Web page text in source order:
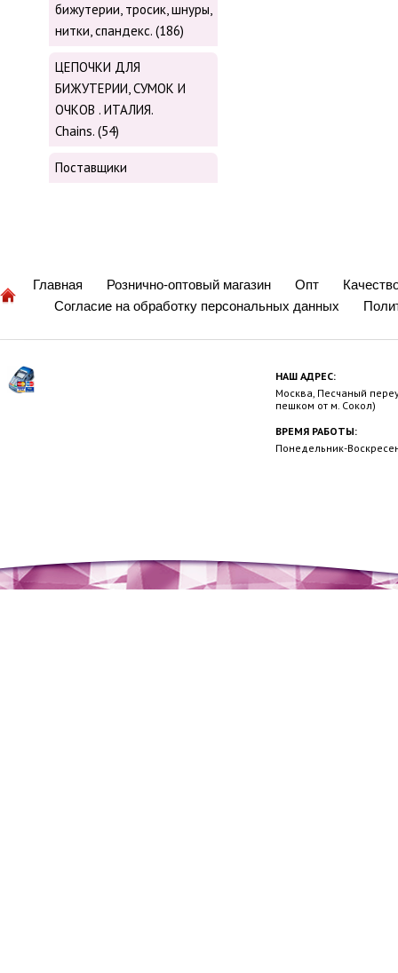
бижутерии, тросик, шнуры,
нитки, cпандекс. (186)
ЦЕПОЧКИ ДЛЯ
БИЖУТЕРИИ, СУМОК И
ОЧКОВ . ИТАЛИЯ.
Chains. (54)
Поставщики
Главная Рознично-оптовый магазин Опт
Согласие на обработку персональных данных
НАШ АДРЕС:
Москва, Песчаный
пешком от м. Сокол)
ВРЕМЯ РАБОТЫ:
Понедельник-